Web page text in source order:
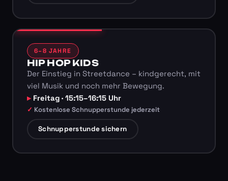
6–8 JAHRE
HIP HOP KIDS
Der Einstieg in Streetdance – kindgerecht, mit
viel Musik und noch mehr Bewegung.
Freitag · 15:15–16:15 Uhr
Kostenlose Schnupperstunde jederzeit
Schnupperstunde sichern